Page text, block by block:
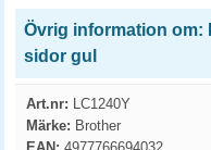
Övrig information om:
sidor gul
Art.nr: LC1240Y
Märke: Brother